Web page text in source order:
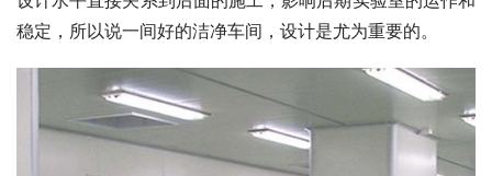
稳定，所以说一间好的洁净车间，设计是尤为重要的。